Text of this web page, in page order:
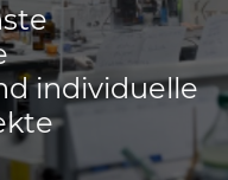
individuelle